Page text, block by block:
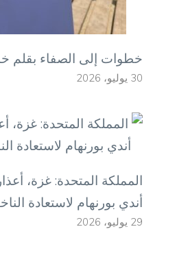
خطوات إلى الصفاء بقلم
30 يوليو، 2026
المملكة المتحدة: غزة،
أندي بورنهام لاستعادة
29 يوليو، 2026